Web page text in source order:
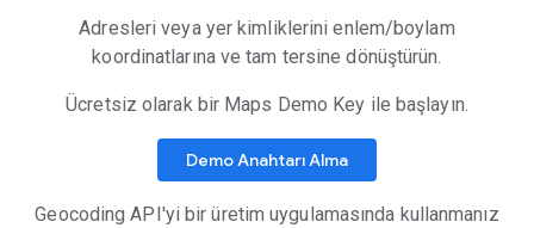
Adresleri veya yer kimliklerini enlem/boylam
koordinatlarına ve tam tersine dönüştürün.
Ücretsiz olarak bir Maps Demo Key ile başlayın.
Demo Anahtarı Alma
Geocoding API'yi bir üretim uygulamasında kullanmanız